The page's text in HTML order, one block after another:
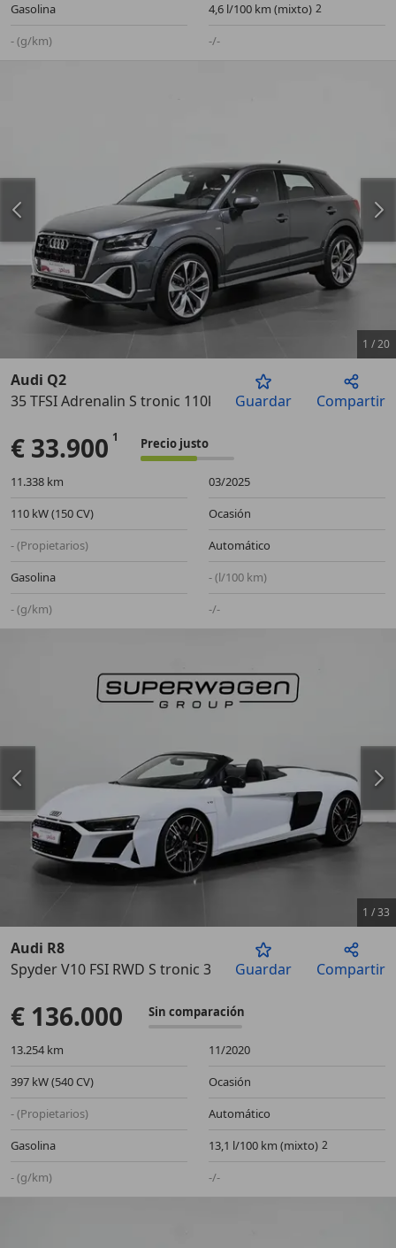
Gasolina
4,6 l/100 km (mixto)
- (g/km)
-/-
Anterior
1 /20
Audi Q2
35 TFSI Adrenalin S tronic 110kW
Guardar Compartir
€ 33.900 Precio justo
11.338 km
03/2025
110 kW (150 CV)
Ocasión
- (Propietarios)
Automático
Gasolina
- (l/100 km)
- (g/km)
-/-
Anterior
1 /33
Audi R8
Spyder V10 FSI RWD S tronic 397kWGuardar Compartir
€ 136.000 Sin comparación
13.254 km
11/2020
397 kW (540 CV)
Ocasión
- (Propietarios)
Automático
Gasolina
13,1 l/100 km (mixto)
- (g/km)
-/-